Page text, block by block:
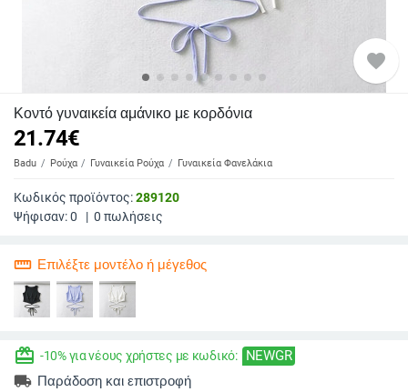
favorite
Κοντό γυναικεία αμάνικο με κορδόνια
21.74€
Badu Ρούχα Γυναικεία Ρούχα Γυναικεία Φανελάκια
Κωδικός προϊόντος:289120
Ψήφισαν:0 | 0 πωλήσεις
straighten Επιλέξτε μοντέλο ή μέγεθος
redeem -10% για νέους χρήστες με κωδικό: NEWGR
local_shipping Παράδοση και επιστροφή